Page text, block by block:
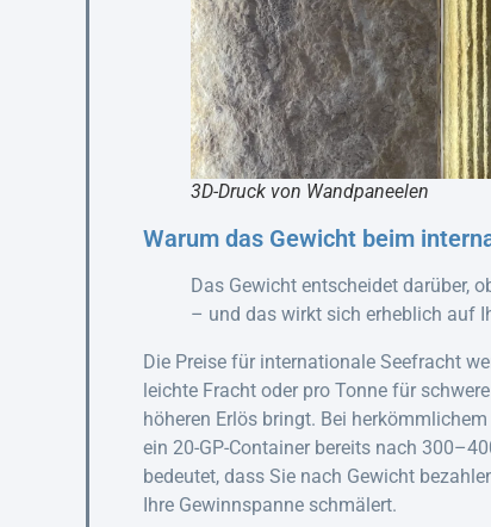
3D-Druck von Wandpaneelen
Warum das Gewicht beim
Das Gewicht entscheidet darüber,
– und das wirkt sich erheblich auf
Die Preise für internationale Seefracht
leichte Fracht oder pro Tonne für
höheren Erlös bringt. Bei
ein 20-GP-Container bereits nach
bedeutet, dass Sie nach Gewicht
Ihre Gewinnspanne schmälert.